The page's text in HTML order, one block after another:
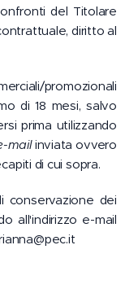
del Titolare
diritto al
promozionali
di 18 mesi, salvo
prima utilizzando
mailinviata ovvero
di cui sopra.
conservazione dei
all'indirizzo e-mail